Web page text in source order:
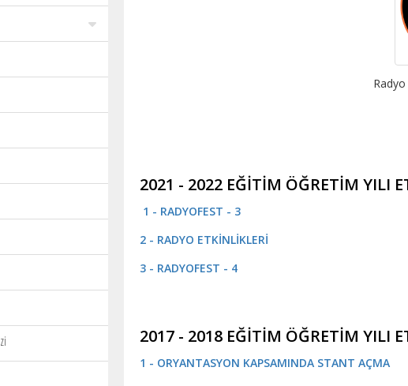
2021 - 2022 EĞİTİM ÖĞRETİM YILI
1 - RADYOFEST - 3
2 - RADYO ETKİNLİKLERİ
3 - RADYOFEST - 4
2017 - 2018 EĞİTİM ÖĞRETİM YILI
1 - ORYANTASYON KAPSAMINDA STANT AÇMA